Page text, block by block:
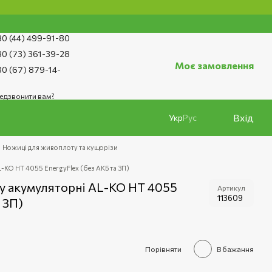
(44) 499-91-80
(73) 361-39-28
(67) 879-14-
вам?
Моє замовлення
УкрРус Вхід
Ножиці для живоплоту та кущорізи
HT 4055 ЕnergyFlex (без АКБ та ЗП)
AL-KO HT 4055
ЗП)
Артикул
113609
Порівняти В бажання